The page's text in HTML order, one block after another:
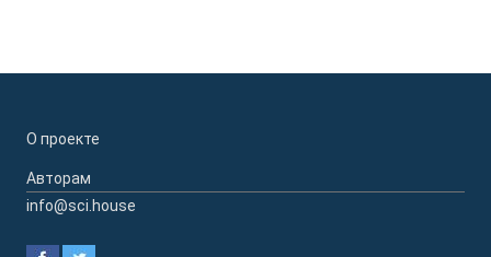
О проекте
Авторам
info@sci.house